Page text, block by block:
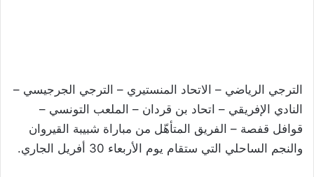
الترجي الرياضي – الاتحاد المنستيري – الترجي الجرجيسي –
النادي الإفريقي – اتحاد بن قردان – الملعب التونسي –
قوافل قفصة – الفريق المتأهّل من مباراة شبيبة القيروان
والنجم الساحلي التي ستقام يوم الأربعاء 30 أفريل الجاري.